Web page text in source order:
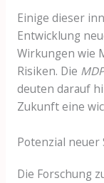
Einige dieser
Entwicklung
Wirkungen wie
Risiken. Die
deuten darauf
Zukunft eine
Potenzial neuer
Die Forschung